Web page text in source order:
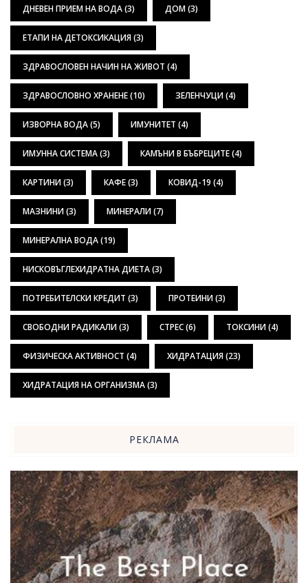
ДНЕВЕН ПРИЕМ НА ВОДА(3) ДОМ(3)
ЕТАПИ НА ДЕТОКСИКАЦИЯ(3)
ЗДРАВОСЛОВЕН НАЧИН НА ЖИВОТ (4)
ЗДРАВОСЛОВНО ХРАНЕНЕ(10) ЗЕЛЕНЧУЦИ(4)
ИЗВОРНА ВОДА(5) ИМУНИТЕТ (4)
ИМУННА СИСТЕМА(3) КАМЪНИ В БЪБРЕЦИТЕ(4)
КАРТИНИ(3) КАФЕ(3) КОВИД-19 (4)
МАЗНИНИ(3) МИНЕРАЛИ(7)
МИНЕРАЛНА ВОДА(19)
НИСКОВЪГЛЕХИДРАТНА ДИЕТА(3)
ПОТРЕБИТЕЛСКИ КРЕДИТ (3) ПРОТЕИНИ(3)
СВОБОДНИ РАДИКАЛИ(3) СТРЕС(6) ТОКСИНИ(4)
ФИЗИЧЕСКА АКТИВНОСТ (4) ХИДРАТАЦИЯ(23)
ХИДРАТАЦИЯ НА ОРГАНИЗМА(3)
РЕКЛАМА